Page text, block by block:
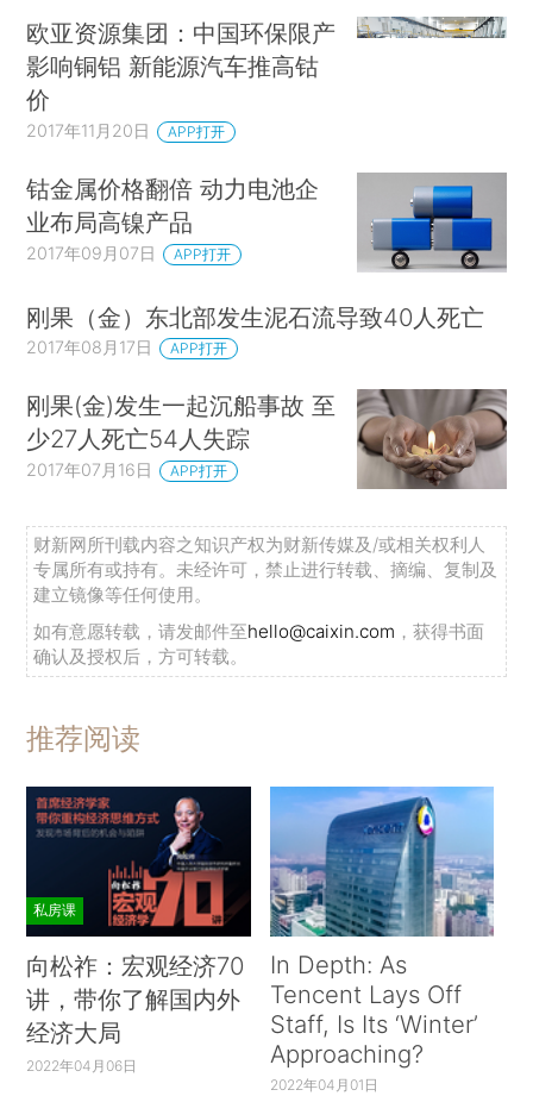
欧亚资源集团：中国环保限产
影响铜铝 新能源汽车推高钴
价
2017年11月20日 APP打开
钴金属价格翻倍 动力电池企
业布局高镍产品
2017年09月07日 APP打开
刚果（金）东北部发生泥石流导致40人死亡
2017年08月17日 APP打开
刚果(金)发生一起沉船事故 至
少27人死亡54人失踪
2017年07月16日 APP打开
财新网所刊载内容之知识产权为财新传媒及/或相关权利人
专属所有或持有。未经许可，禁止进行转载、摘编、复制及
建立镜像等任何使用。
如有意愿转载，请发邮件至hello@caixin.com ，获得书面
确认及授权后，方可转载。
推荐阅读
私房课
向松祚：宏观经济70
讲，带你了解国内外
经济大局
2022年04月06日
In Depth: As
Tencent Lays Off
Staff, Is Its ‘Winter’
Approaching?
2022年04月01日